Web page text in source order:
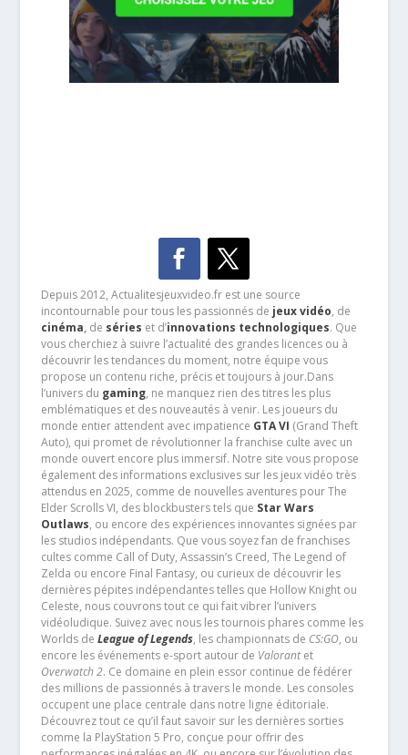
Depuis 2012, Actualitesjeuxvideo.fr est une source
incontournable pour tous les passionnés de jeux vidéo, de
cinéma,de séries et d’innovations technologiques. Que
vous cherchiez à suivre l’actualité des grandes licences ou à
découvrir les tendances du moment, notre équipe vous
propose un contenu riche, précis et toujours à jour.Dans
l’univers du gaming, ne manquez rien des titres les plus
emblématiques et des nouveautés à venir. Les joueurs du
monde entier attendent avec impatience GTA VI (Grand Theft
Auto), qui promet de révolutionner la franchise culte avec un
monde ouvert encore plus immersif. Notre site vous propose
également des informations exclusives sur les jeux vidéo très
attendus en 2025, comme de nouvelles aventures pour The
Elder Scrolls VI, des blockbusters tels que Star Wars
Outlaws, ou encore des expériences innovantes signées par
les studios indépendants. Que vous soyez fan de franchises
cultes comme Call of Duty, Assassin’s Creed, The Legend of
Zelda ou encore Final Fantasy, ou curieux de découvrir les
dernières pépites indépendantes telles que Hollow Knight ou
Celeste, nous couvrons tout ce qui fait vibrer l’univers
vidéoludique. Suivez avec nous les tournois phares comme les
Worlds de League of Legends, les championnats de CS:GO, ou
encore les événements e-sport autour de Valorantet
Overwatch 2. Ce domaine en plein essor continue de fédérer
des millions de passionnés à travers le monde. Les consoles
occupent une place centrale dans notre ligne éditoriale.
Découvrez tout ce qu’il faut savoir sur les dernières sorties
comme la PlayStation 5 Pro, conçue pour offrir des